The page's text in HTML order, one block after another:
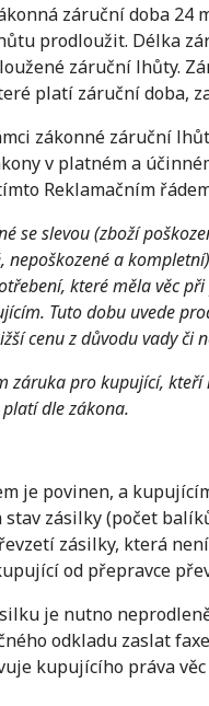
záruční doba
prodloužit. Délka
záruční lhůty.
platí záruční doba,
zákonné záruční
v platném a
Reklamačním
se slevou (zboží
nepoškozené a
které měla věc
Tuto dobu uvede
cenu z důvodu vady
záruka pro kupující,
dle zákona.
je povinen, a
zásilky (počet
zásilky, která
od přepravce
je nutno
odkladu zaslat
kupujícího práva